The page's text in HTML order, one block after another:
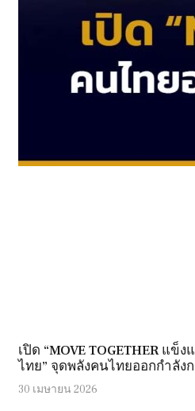
เปิด “MOVE TOGETHER แ
ไทย” จุดพลังคนไทยออกกำลัง
30 เมษายน 2026